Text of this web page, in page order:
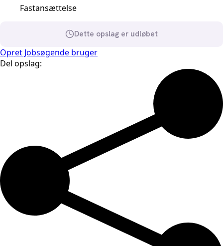
Fastansættelse
Dette opslag er udløbet
Opret Jobsøgende bruger
Del opslag: